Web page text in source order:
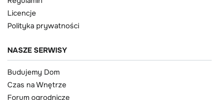
Licencje
Polityka prywatności
NASZE SERWISY
Budujemy Dom
Czas na Wnętrze
Forum ogrodnicze